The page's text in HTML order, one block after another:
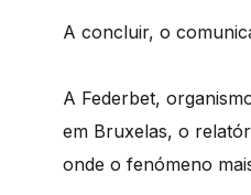
A concluir, o
A Federbet,
em Bruxelas, o
onde o fenómeno